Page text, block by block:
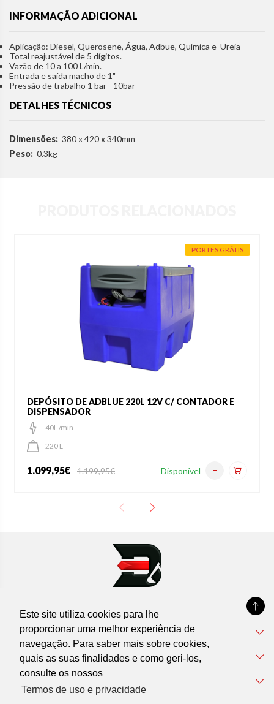
Este site utiliza cookies para lhe
proporcionar uma melhor experiência de
navegação. Para saber mais sobre cookies,
quais as suas finalidades e como geri-los,
consulte os nossos
Termos de uso e privacidade
INFORMAÇÃO ADICIONAL
Aplicação: Diesel, Querosene, Água, Adbue, Química e Ureia
Total reajustável de 5 dígitos.
Vazão de 10 a 100 L/min.
Entrada e saída macho de 1"
Pressão de trabalho 1 bar - 10bar
DETALHES TÉCNICOS
Dimensões: 380 x 420 x 340mm
Peso: 0.3kg
PORTES GRÁTIS
DEPÓSITO DE ADBLUE 220L 12V C/ CONTADOR E
DISPENSADOR
40L /min
220 L
1.099,95€ 1.199,95€ Disponível
DEVIL'MACHINES
Informações
Apoio ao Cliente